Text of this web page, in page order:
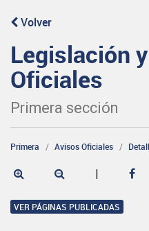
Volver
Legislación
Oficiales
Primera sección
Primera Avisos Oficiales
|
VER PÁGINAS PUBLICADAS